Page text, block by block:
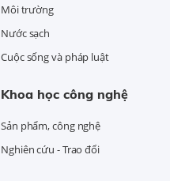
Môi trường
Nước sạch
Cuộc sống và pháp luật
Khoa học công nghệ
Sản phẩm, công nghệ
Nghiên cứu - Trao đổi